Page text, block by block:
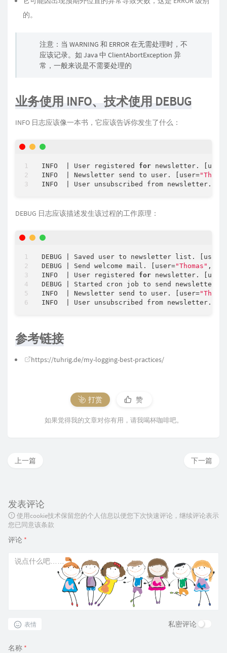
的。
注意：当 WARNING 和 ERROR 在无需处理时，不
应该记录。如 Java 中 ClientAbortException 异
常，一般来说是不需要处理的
业务使用 INFO、技术使用 DEBUG
INFO 日志应该像一本书，它应该告诉你发生了什么：
INFO  | User registered for newsletter.
INFO  | Newsletter send to user. [user=
INFO  | User unsubscribed from newsletter.
DEBUG 日志应该描述发生该过程的工作原理：
DEBUG | Saved user to newsletter list. [user=
DEBUG | Send welcome mail. [user="Thomas" ,
INFO  | User registered for newsletter.
DEBUG | Started cron job to send newsletter
INFO  | Newsletter send to user. [user=
INFO  | User unsubscribed from newsletter.
参考链接
https://tuhrig.de/my-logging-best-practices/
打赏 赞
如果觉得我的文章对你有用，请我喝杯咖啡吧。
下一篇
上一篇
发表评论
使用cookie技术保留您的个人信息以便您下次快速评论，继续评论表示
您已同意该条款
评论 *
表情 私密评论
名称 *